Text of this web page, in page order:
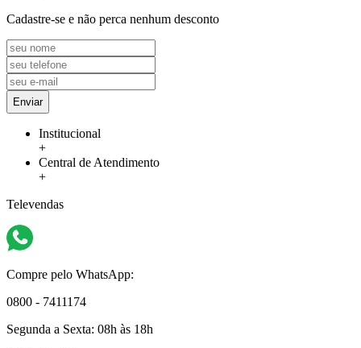
Cadastre-se e não perca nenhum desconto
Enviar
Institucional
+
Central de Atendimento
+
Televendas
Compre pelo WhatsApp:
0800 - 7411174
Segunda a Sexta: 08h às 18h